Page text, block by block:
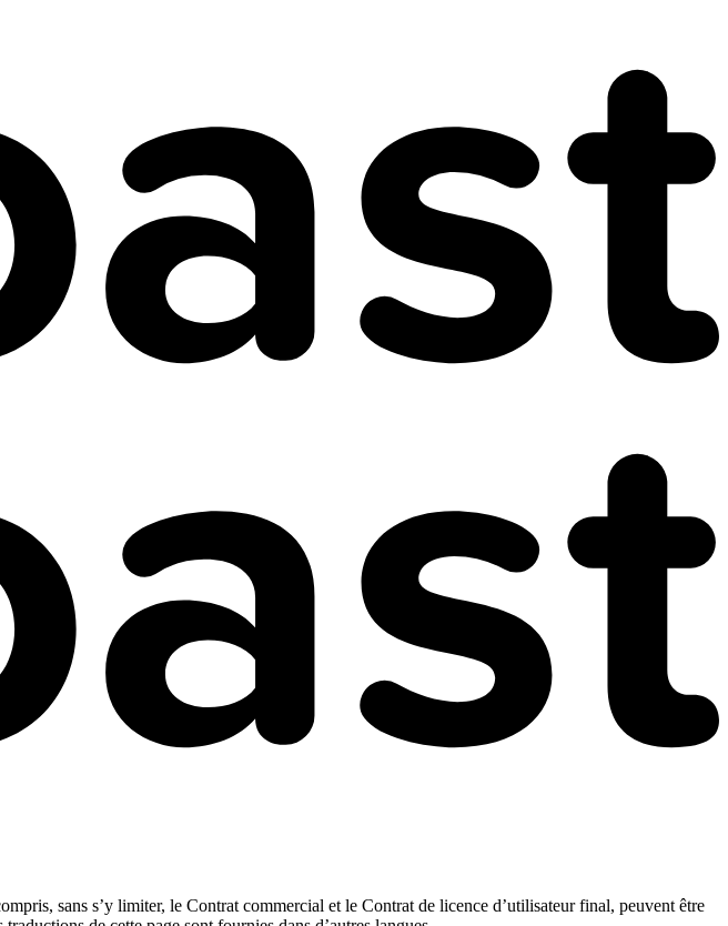
sans s’y limiter, le Contrat commercial et le Contrat de licence d’utilisateur final, peuvent être